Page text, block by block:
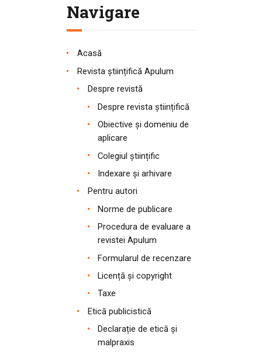
Navigare
Acasă
Revista științifică Apulum
Despre revistă
Despre revista științifică
Obiective și domeniu de
aplicare
Colegiul științific
Indexare și arhivare
Pentru autori
Norme de publicare
Procedura de evaluare a
revistei Apulum
Formularul de recenzare
Licență și copyright
Taxe
Etică publicistică
Declarație de etică și
malpraxis